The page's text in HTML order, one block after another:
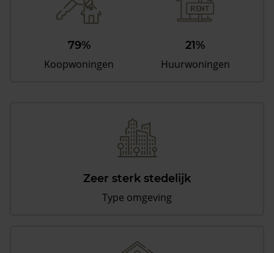
79%
Koopwoningen
21%
Huurwoningen
Zeer sterk stedelijk
Type omgeving